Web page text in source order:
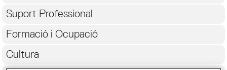
Suport Professional
Formació i Ocupació
Cultura